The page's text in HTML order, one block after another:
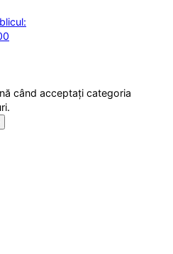
când acceptați categoria